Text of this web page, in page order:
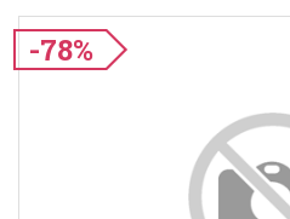
-78%